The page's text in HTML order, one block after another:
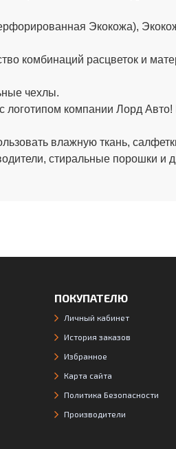
Экокожа),
комбинаций расцветок и
чехлы.
компании Лорд
влажную ткань,
стиральные порошки и
ПОКУПАТЕЛЮ
Личный кабинет
История заказов
Избранное
Карта сайта
Политика Безопасности
Производители